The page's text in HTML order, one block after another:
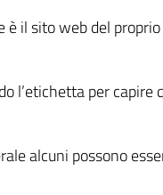
è il sito web del proprio
l’etichetta per capire
alcuni possono